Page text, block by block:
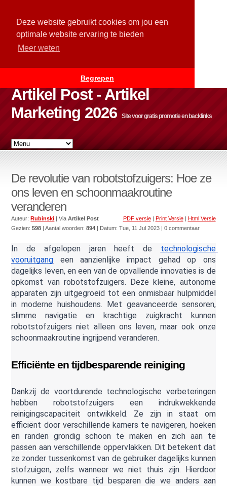
Deze website gebruikt cookies om jou een
optimale website ervaring te bieden
Meer weten
Begrepen
Artikel Post - Artikel
Marketing 2026
Site voor gratis promotie en backlinks
De revolutie van robotstofzuigers: Hoe ze
ons leven en schoonmaakroutine
veranderen
PDF versie| Print Versie| Html Versie
Auteur:Rubinski | ViaArtikel Post
Gezien:598 | Aantal woorden:894 | Datum:Tue, 11 Jul 2023 | 0 commentaar
In de afgelopen jaren heeft de technologische
vooruitgang een aanzienlijke impact gehad op ons
dagelijks leven, en een van de opvallende innovaties is de
opkomst van robotstofzuigers. Deze kleine, autonome
apparaten zijn uitgegroeid tot een onmisbaar hulpmiddel
in moderne huishoudens. Met geavanceerde sensoren,
slimme navigatie en krachtige zuigkracht kunnen
robotstofzuigers niet alleen ons leven, maar ook onze
schoonmaakroutine ingrijpend veranderen.
Efficiënte en tijdbesparende reiniging
Dankzij de voortdurende technologische verbeteringen
hebben robotstofzuigers een indrukwekkende
reinigingscapaciteit ontwikkeld. Ze zijn in staat om
efficiënt door verschillende kamers te navigeren, hoeken
en randen grondig schoon te maken en zich aan te
passen aan verschillende oppervlakken. Dit betekent dat
ze zonder tussenkomst van de gebruiker dagelijks kunnen
stofzuigen, zelfs wanneer we niet thuis zijn. Hierdoor
kunnen we kostbare tijd besparen die we anders aan